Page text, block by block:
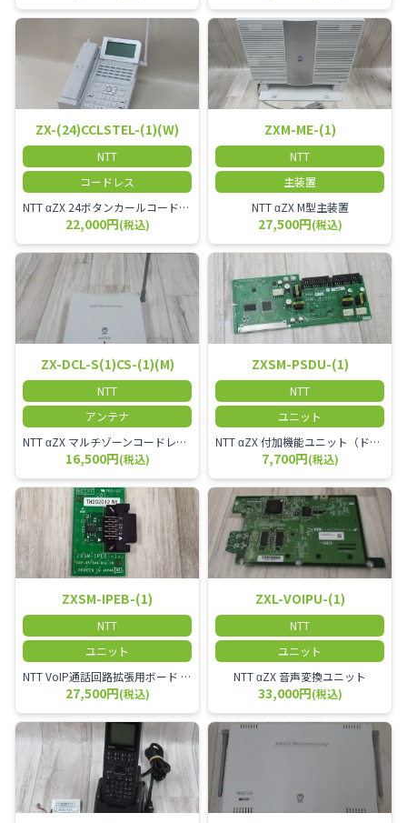
ZX-(24)CCLSTEL-(1)(W)
NTT
コードレス
NTT αZX 24ボタンカールコードレス電話機 無線タイプ、電話機と子機が離れるタイプのカールコードレス電話機です。 決裁者様等、オフィス内を頻繁に動かれる方のご使用が多いです。
22,000円(税込)
ZXM-ME-(1)
NTT
主装置
NTT αZX M型主装置
27,500円(税込)
ZX-DCL-S(1)CS-(1)(M)
NTT
アンテナ
NTT αZX マルチゾーンコードレススターアンテナ(マスター)
16,500円(税込)
ZXSM-PSDU-(1)
NTT
ユニット
NTT αZX 付加機能ユニット（ドアホンなど）
7,700円(税込)
ZXSM-IPEB-(1)
NTT
ユニット
NTT VoIP通話回路拡張用ボード ZXSM－IP内線ボード－「1」
27,500円(税込)
ZXL-VOIPU-(1)
NTT
ユニット
NTT αZX 音声変換ユニット
33,000円(税込)